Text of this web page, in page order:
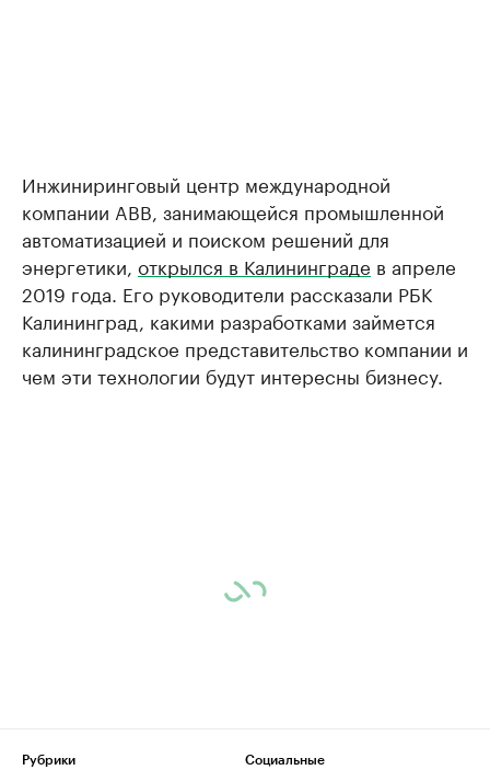
Инжиниринговый центр международной
компании ABB, занимающейся промышленной
автоматизацией и поиском решений для
энергетики, открылся в Калининграде в апреле
2019 года. Его руководители рассказали РБК
Калининград, какими разработками займется
калининградское представительство компании и
чем эти технологии будут интересны бизнесу.
Рубрики
Социальные